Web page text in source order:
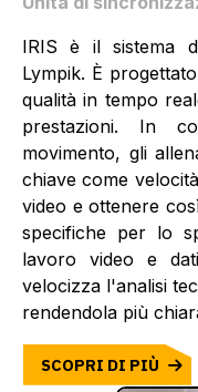
IRIS è il sistema
Lympik. È
qualità in tempo
prestazioni. In
movimento, gli
chiave come
video e ottenere
specifiche per lo
lavoro video e
velocizza l'analisi
rendendola più
SCOPRI DI PIÙ